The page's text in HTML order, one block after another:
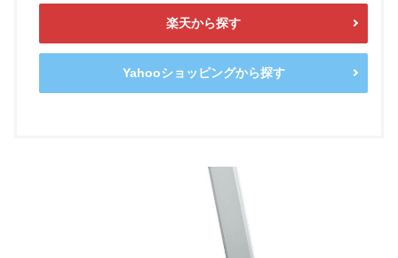
楽天から探す
Yahooショッピングから探す